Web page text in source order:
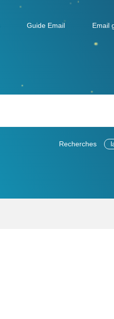
Guide Email Email
Recherches